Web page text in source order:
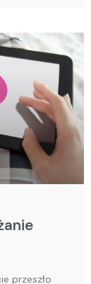
przeszło